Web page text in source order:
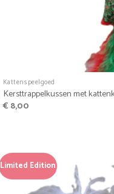
Kattenspeelgoed
Kersttrappelkussen met
€ 8,00
Limited Edition